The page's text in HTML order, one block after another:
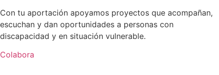
Con tu aportación apoyamos proyectos que acompañan,
escuchan y dan oportunidades a personas con
discapacidad y en situación vulnerable.
Colabora